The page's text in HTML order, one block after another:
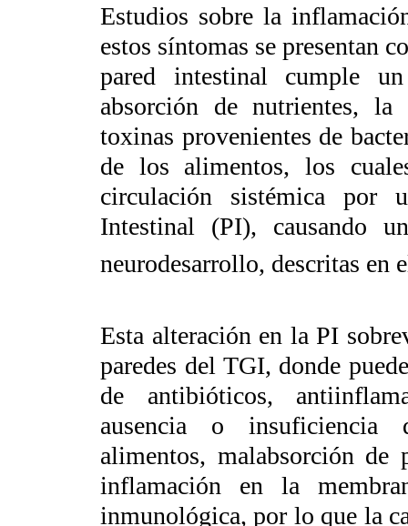
Estudios sobre la
estos síntomas se presentan
pared intestinal cumple
absorción de nutrientes,
toxinas provenientes de
de los alimentos, los
circulación sistémica por
Intestinal (PI), causando
neurodesarrollo, descritas en
Esta alteración en la PI
paredes del TGI, donde
de antibióticos,
ausencia o insuficiencia
alimentos, malabsorción de
inflamación en la
inmunológica, por lo que la